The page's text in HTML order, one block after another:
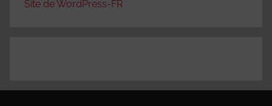
Site de WordPress-FR